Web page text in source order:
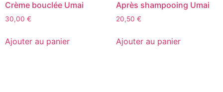
Crème bouclée Umai
30,00 €
Ajouter au panier
Après shampooing Umai
20,50 €
Ajouter au panier